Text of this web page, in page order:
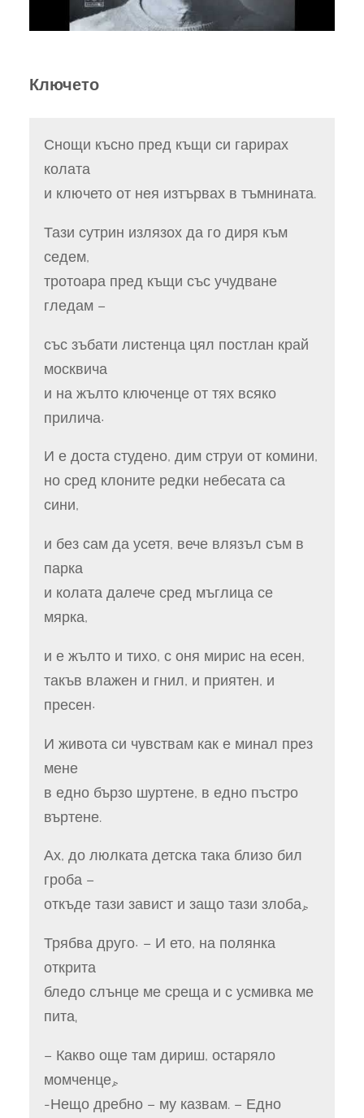
Ключето
Снощи късно пред къщи си гарирах
колата
и ключето от нея изтървах в тъмнината.
Тази сутрин излязох да го диря към
седем,
тротоара пред къщи със учудване
гледам –
със зъбати листенца цял постлан край
москвича
и на жълто ключенце от тях всяко
прилича!
И е доста студено, дим струи от комини,
но сред клоните редки небесата са
сини,
и без сам да усетя, вече влязъл съм в
парка
и колата далече сред мъглица се
мярка,
и е жълто и тихо, с оня мирис на есен,
такъв влажен и гнил, и приятен, и
пресен!
И живота си чувствам как е минал през
мене
в едно бързо шуртене, в едно пъстро
въртене.
Ах, до люлката детска така близо бил
гроба –
откъде тази завист и защо тази злоба?
Трябва друго! – И ето, на полянка
открита
бледо слънце ме среща и с усмивка ме
пита:
– Какво още там дириш, остаряло
момченце?
-Нещо дребно – му казвам. – Едно